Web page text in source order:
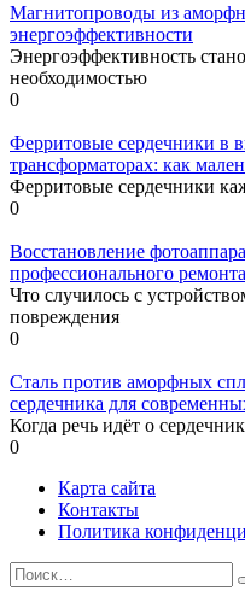
Магнитопроводы из
энергоэффективности
Энергоэффективность
необходимостью
0
Ферритовые сердечники в
трансформаторах: как
Ферритовые сердечники
0
Восстановление
профессионального
Что случилось с
повреждения
0
Сталь против аморфных
сердечника для
Когда речь идёт о
0
Карта сайта
Контакты
Политика
Search